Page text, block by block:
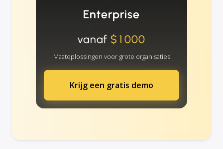
Enterprise
vanaf $1000
Maatoplossingen voor grote organisaties
Krijg een gratis demo